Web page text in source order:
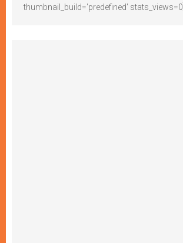
thumbnail_build='predefined' stats_views=0]